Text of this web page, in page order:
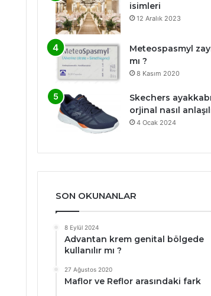
isimleri
12 Aralık 2023
Meteospasmyl
mı ?
8 Kasım 2020
Skechers ayakkabı
orjinal nasıl
4 Ocak 2024
SON OKUNANLAR
8 Eylül 2024
Advantan krem genital bölgede
kullanılır mı ?
27 Ağustos 2020
Maflor ve Reflor arasındaki fark